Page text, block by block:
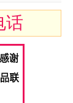
话